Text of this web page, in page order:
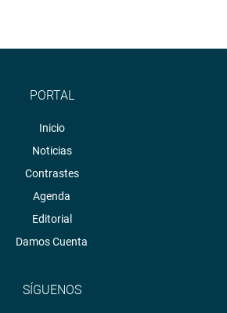
PORTAL
Inicio
Noticias
Contrastes
Agenda
Editorial
Damos Cuenta
SÍGUENOS